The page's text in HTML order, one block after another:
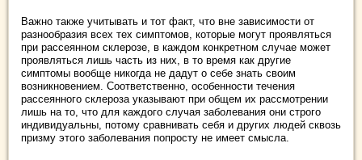
Важно также учитывать и тот факт, что вне зависимости от
разнообразия всех тех симптомов, которые могут проявляться
при рассеянном склерозе, в каждом конкретном случае может
проявляться лишь часть из них, в то время как другие
симптомы вообще никогда не дадут о себе знать своим
возникновением. Соответственно, особенности течения
рассеянного склероза указывают при общем их рассмотрении
лишь на то, что для каждого случая заболевания они строго
индивидуальны, потому сравнивать себя и других людей сквозь
призму этого заболевания попросту не имеет смысла.